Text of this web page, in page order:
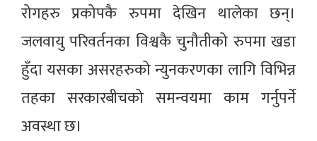
रोगहरु प्रकोपकै रुपमा देखिन थालेका छन्।
जलवायु परिवर्तनका विश्वकै चुनौतीको रुपमा खडा
हुँदा यसका असरहरुको न्युनकरणका लागि विभिन्न
तहका सरकारबीचको समन्वयमा काम गर्नुपर्ने
अवस्था छ।